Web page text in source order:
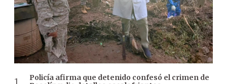
Policía afirma que detenido confesó el crimen de